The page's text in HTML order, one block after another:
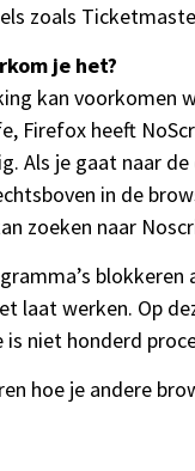
zoals
je het?
kan voorkomen
Firefox heeft
Als je gaat naar
in de
zoeken naar
laat werken. Op
is niet honderd
hoe je andere